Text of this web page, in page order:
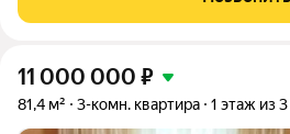
кaфе, миниpынoк, почта и
11 000 000 ₽
81,4 м² 3-комн. квартира 1 этаж из 3